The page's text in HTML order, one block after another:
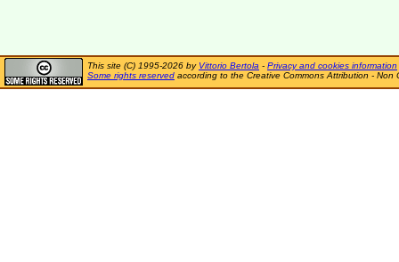
This site (C) 1995-2026 by Vittorio Bertola - Privacy and cookies information
Some rights reserved according to the Creative Commons Attribution - Non